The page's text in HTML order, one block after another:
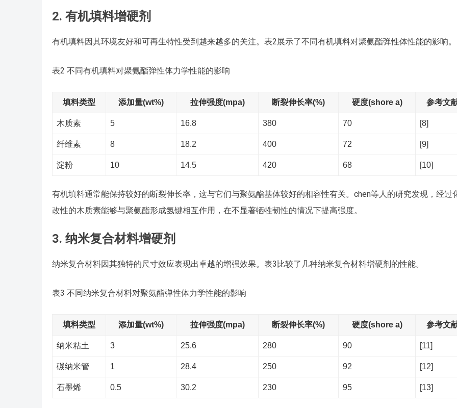
2. 有机填料增硬剂
有机填料因其环境友好和可再生特性受到越来越多的关注。表2展示了不同有机填料对聚氨酯弹性体性能的影响。
表2 不同有机填料对聚氨酯弹性体力学性能的影响
填料类型 添加量(wt%) 拉伸强度(mpa) 断裂伸长率(%) 硬度(shore a) 参考文
木质素 5 16.8 380 70 [8]
纤维素 8 18.2 400 72 [9]
淀粉 10 14.5 420 68 [10]
有机填料通常能保持较好的断裂伸长率，这与它们与聚氨酯基体较好的相容性有关。chen等人的研究发现，经过
改性的木质素能够与聚氨酯形成氢键相互作用，在不显著牺牲韧性的情况下提高强度。
3. 纳米复合材料增硬剂
纳米复合材料因其独特的尺寸效应表现出卓越的增强效果。表3比较了几种纳米复合材料增硬剂的性能。
表3 不同纳米复合材料对聚氨酯弹性体力学性能的影响
填料类型 添加量(wt%) 拉伸强度(mpa) 断裂伸长率(%) 硬度(shore a) 参考文
纳米粘土 3 25.6 280 90 [11]
碳纳米管 1 28.4 250 92 [12]
石墨烯 0.5 30.2 230 95 [13]